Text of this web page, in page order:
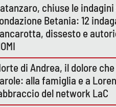
chiuse le
Betania: 12
dissesto e
di Andrea, il dolore
alla famiglia e a
del network LaC